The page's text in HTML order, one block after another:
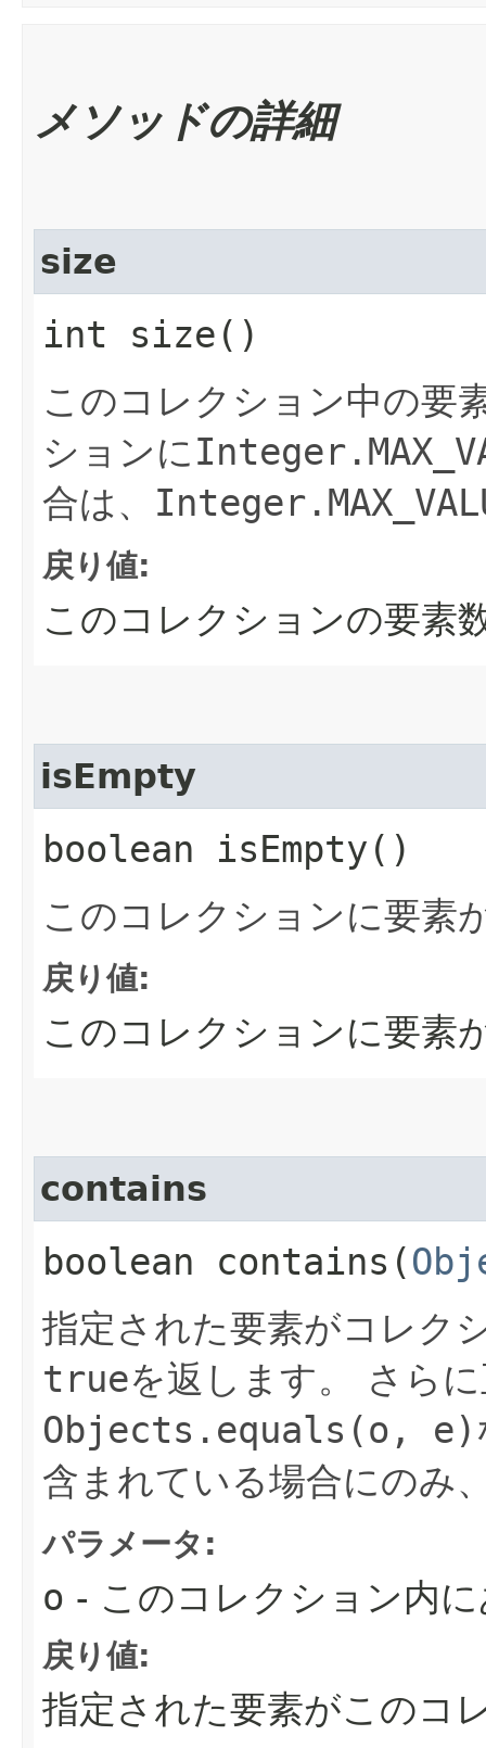
メソッドの詳細
size
int size()
このコレクション中の要
ションに
合は、
戻り値:
このコレクションの要素
isEmpty
boolean isEmpty()
このコレクションに要素
戻り値:
このコレクションに要素
contains
boolean contains​(
指定された要素がコレク
trueを返します。
さら
Objects.equals(o, e)
含まれている場合にのみ
パラメータ:
o - このコレクション内
戻り値:
指定された要素がこのコ